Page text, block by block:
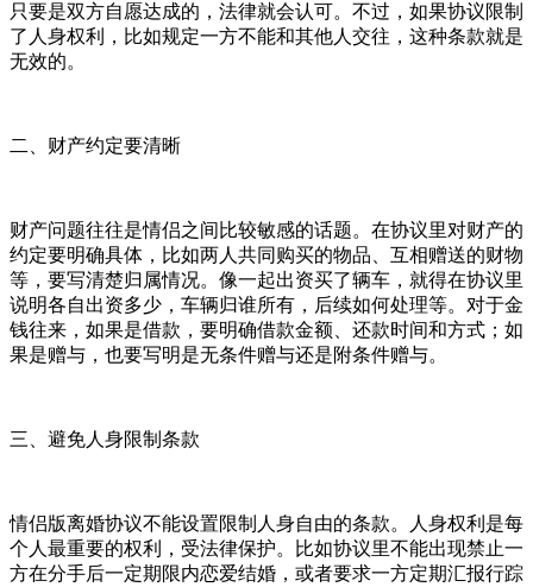
只要是双方自愿达成的，法律就会认可。不过，如果协议限制
了人身权利，比如规定一方不能和其他人交往，这种条款就是
无效的。
二、财产约定要清晰
财产问题往往是情侣之间比较敏感的话题。在协议里对财产的
约定要明确具体，比如两人共同购买的物品、互相赠送的财物
等，要写清楚归属情况。像一起出资买了辆车，就得在协议里
说明各自出资多少，车辆归谁所有，后续如何处理等。对于金
钱往来，如果是借款，要明确借款金额、还款时间和方式；如
果是赠与，也要写明是无条件赠与还是附条件赠与。
三、避免人身限制条款
情侣版离婚协议不能设置限制人身自由的条款。人身权利是每
个人最重要的权利，受法律保护。比如协议里不能出现禁止一
方在分手后一定期限内恋爱结婚，或者要求一方定期汇报行踪